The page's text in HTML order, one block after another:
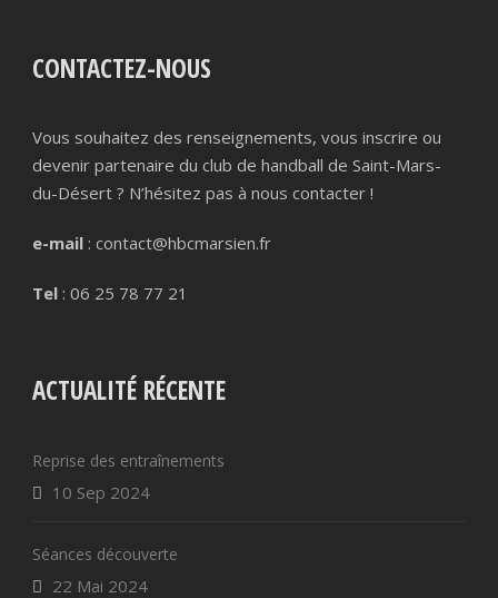
CONTACTEZ-NOUS
Vous souhaitez des renseignements, vous inscrire ou
devenir partenaire du club de handball de Saint-Mars-
du-Désert ? N’hésitez pas à nous contacter !
e-mail : contact@hbcmarsien.fr
Tel : 06 25 78 77 21
ACTUALITÉ RÉCENTE
Reprise des entraînements
10 Sep 2024
Séances découverte
22 Mai 2024